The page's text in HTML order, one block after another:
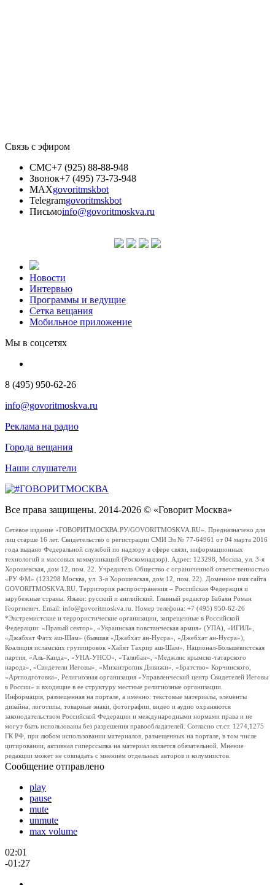
Связь с эфиром
СМС+7 (925) 88-88-948
Звонок+7 (495) 73-73-948
MAXgovoritmskbot
Telegramgovoritmskbot
Письмоinfo@govoritmoskva.ru
Новости
Интервью
Программы и ведущие
Сетка вещания
Мобильное приложение
Мы в соцсетях
8 (495) 950-62-26
info@govoritmoskva.ru
Реклама на радио
Города вещания
Наши слушатели
Все права защищены. 2014-2026 © «Говорит Москва»
Сетевое издание «ГОВОРИТМОСКВА.РУ/GOVORITMOSKVA.RU». Предназначено для
лиц старше 16 лет. Свидетельство о регистрации СМИ Эл № 77-64961 от 04 марта 2016
года выдано Федеральной службой по надзору в сфере связи, информационных
технологий и массовых коммуникаций (Роскомнадзор). Адрес: 123298, Москва, ул. 3-я
Хорошевская, дом 12, пом. 22. Учредитель Общество с ограниченной ответственностью
«РУ ФМ» (123298 Москва, ул. 3-я Хорошевская, дом 12, пом. 22). Доменное имя сайта
GOVORITMOSKVA.RU. Территория распространения – Российская Федерация и
зарубежные страны. Языки: русский и английский. Главный редактор Бабаян Роман
Георгиевич. Email: info@govoritmoskva.ru. Номер телефона: +7 (495) 950-62-26
*Экстремистские и террористические организации, запрещенные в Российской
Федерации: «Правый сектор», «Украинская повстанческая армия» (УПА), «ИГИЛ»,
«Джабхат Фатх аш-Шам» (бывшая «Джабхат ан-Нусра», «Джебхат ан-Нусра»),
Коалиция исламских группировок «Хайят Тахрир аш-Шам», Национал-Большевистская
партия, «Аль-Каида», «УНА-УНСО», «Талибан», «Меджлис крымско-татарского
народа», «Свидетели Иеговы», «Мизантропик Дивижн», «Братство» Корчинского,
«Артподготовка», Религиозная организация «Управленческий центр Свидетелей Иеговы
в России» и входящие в ее структуру местные религиозные организации.
Информация, размещенная на портале, а именно: текстовые материалы, элементы
дизайна, логотипы, товарные знаки, фотографии, видео и аудио охраняются
законодательством Российской Федерации и международными нормами права и не
могут быть использованы без разрешения правообладателей. Согласно ст.ст. 1274,1275
ГК РФ, при любом использовании материалов, размещенных на портале, в том числе
цитировании, активная гиперссылка на материал является обязательной. Мнение
редакции может не совпадать с мнением отдельных авторов и колумнистов.
Сообщение отправлено
play
pause
mute
unmute
max volume
02:01
-01:27